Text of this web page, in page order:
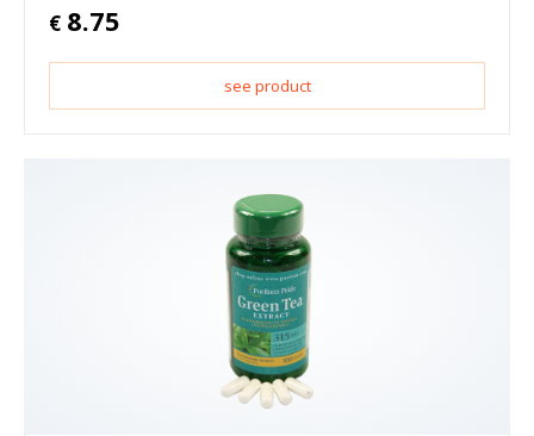
€ 8.75
see product